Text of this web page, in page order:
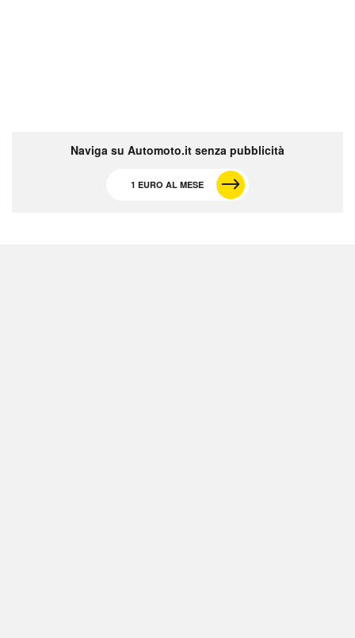
Naviga su Automoto.it senza pubblicità
1 EURO AL MESE